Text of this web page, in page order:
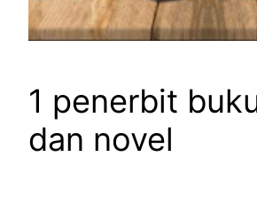
1 penerbit
dan novel